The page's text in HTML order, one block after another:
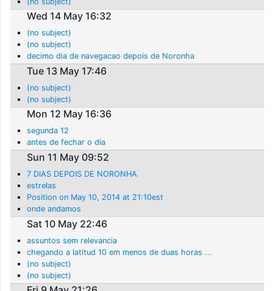
Wed 14 May 16:32
(no subject)
(no subject)
decimo dia de navegacao depois de Noronha
Tue 13 May 17:46
(no subject)
(no subject)
Mon 12 May 16:36
segunda 12
antes de fechar o dia
Sun 11 May 09:52
7 DIAS DEPOIS DE NORONHA
estrelas
Position on May 10, 2014 at 21:10est
onde andamos
Sat 10 May 22:46
assuntos sem relevancia
chegando a latitud 10 em menos de duas horas ...
(no subject)
(no subject)